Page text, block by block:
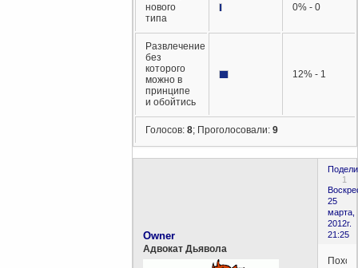
нового
типа
0% - 0
Развлечение
без
которого
можно в
принципе
и обойтись
12% - 1
Голосов:8; Проголосовали:9
1
25
марта,
2012г.
21:25
Owner
Адвокат Дьявола